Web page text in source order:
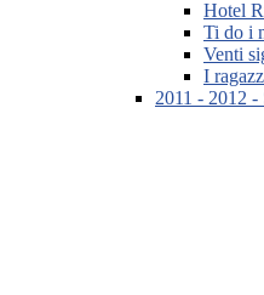
Hotel
Ti do i
Venti
I
2011 - 2012